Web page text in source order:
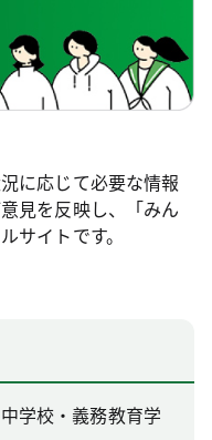
に応じて必要な情報
見を反映し、「みん
サイトです。
学校・義務教育学